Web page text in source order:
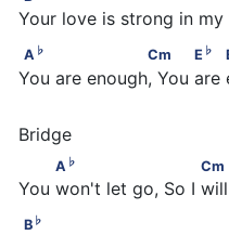
Your love is strong in my
A♭ Cm
A ♭ Cm E ♭
You are enough, You are
A
Cm
A ♭ Cm
You won't let go, So I
B♭
B ♭